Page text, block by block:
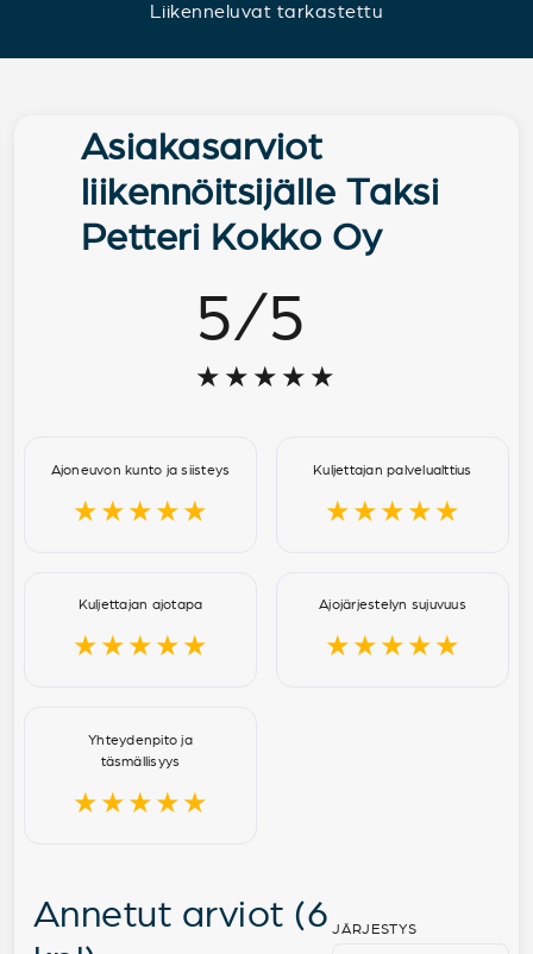
Liikenneluvat tarkastettu
5/5
★★★★★
Asiakasarviot
liikennöitsijälle Taksi
Petteri Kokko Oy
Ajoneuvon kunto ja siisteys
★★★★★
Kuljettajan palvelualttius
★★★★★
Kuljettajan ajotapa
★★★★★
Ajojärjestelyn sujuvuus
★★★★★
Yhteydenpito ja
täsmällisyys
★★★★★
Annetut arviot (6 JÄRJESTYS